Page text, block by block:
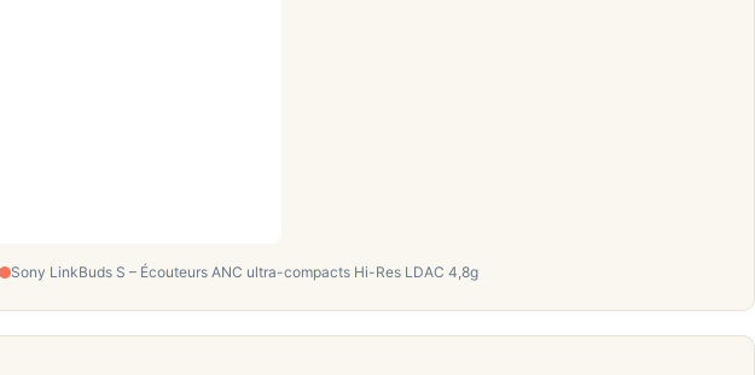
Sony LinkBuds S – Écouteurs ANC ultra-compacts Hi-Res LDAC 4,8g